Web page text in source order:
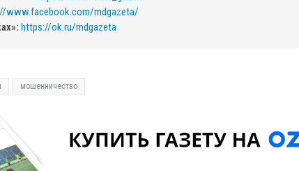
www.facebook.com/mdgazeta/
https://ok.ru/mdgazeta
мошенничество